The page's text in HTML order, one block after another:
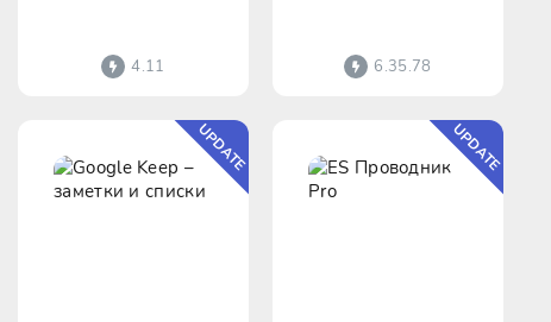
Launcher. Функционал
4.11
устройствами без
6.35.78
UPDATE UPDATE